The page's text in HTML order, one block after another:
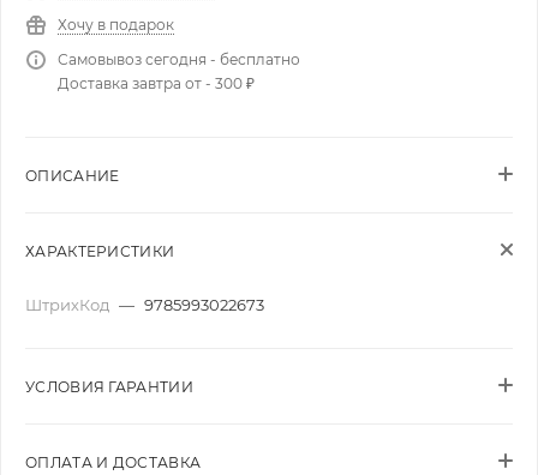
Хочу в подарок
Самовывоз сегодня - бесплатно
Доставка завтра от - 300 ₽
ОПИСАНИЕ
ХАРАКТЕРИСТИКИ
ШтрихКод — 9785993022673
УСЛОВИЯ ГАРАНТИИ
ОПЛАТА И ДОСТАВКА